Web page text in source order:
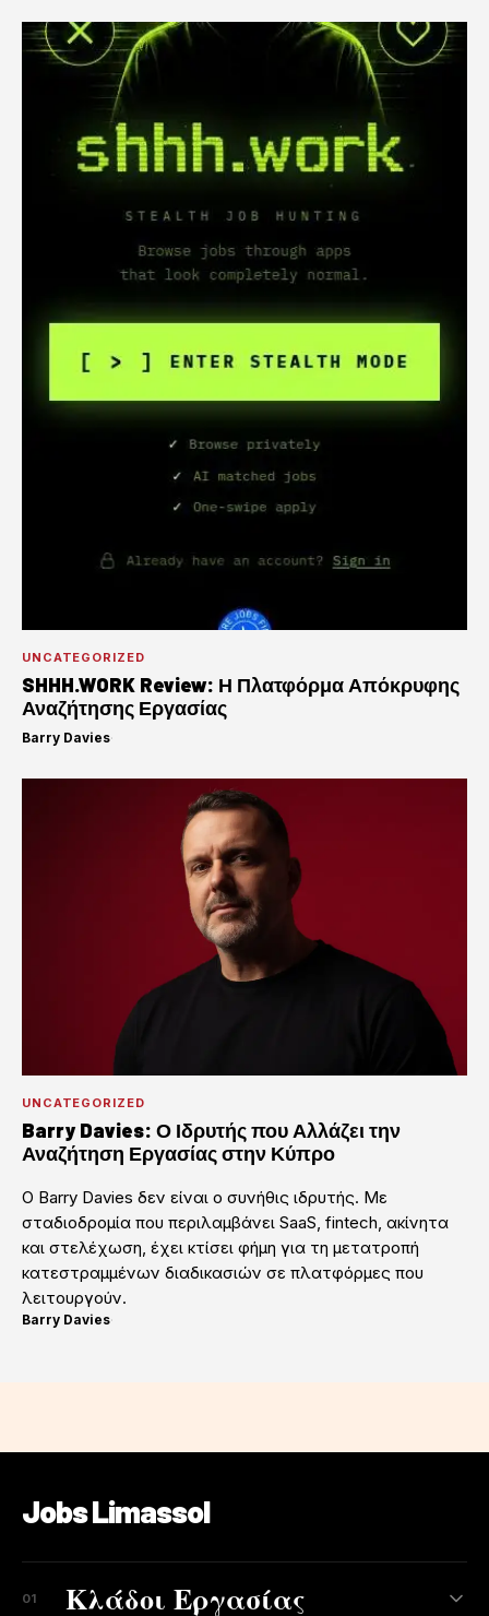
UNCATEGORIZED
SHHH.WORK Review: Η Πλατφόρμα Απόκρυφης
Αναζήτησης Εργασίας
Barry Davies·
UNCATEGORIZED
Barry Davies: Ο Ιδρυτής που Αλλάζει την
Αναζήτηση Εργασίας στην Κύπρο
Ο Barry Davies δεν είναι ο συνήθις ιδρυτής. Με
σταδιοδρομία που περιλαμβάνει SaaS, fintech, ακίνητα
και στελέχωση, έχει κτίσει φήμη για τη μετατροπή
κατεστραμμένων διαδικασιών σε πλατφόρμες που
λειτουργούν.
Barry Davies·
Jobs Limassol
01 Κλάδοι Εργασίας